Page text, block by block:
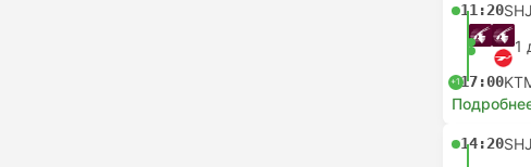
11:20
+117:00
14:20